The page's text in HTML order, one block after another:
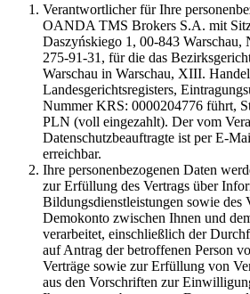
Verantwortlicher für Ihre
OANDA TMS Brokers S.A. mit
Daszyńskiego 1, 00-843 Warschau,
275-91-31, für die das
Warschau in Warschau, XIII.
Landesgerichtsregisters,
Nummer KRS: 0000204776 führt,
PLN (voll eingezahlt). Der vom
Datenschutzbeauftragte ist per E-
erreichbar.
Ihre personenbezogenen Daten
zur Erfüllung des Vertrags über
Bildungsdienstleistungen sowie des
Demokonto zwischen Ihnen und
verarbeitet, einschließlich der
auf Antrag der betroffenen Person
Verträge sowie zur Erfüllung von
aus den Vorschriften zur